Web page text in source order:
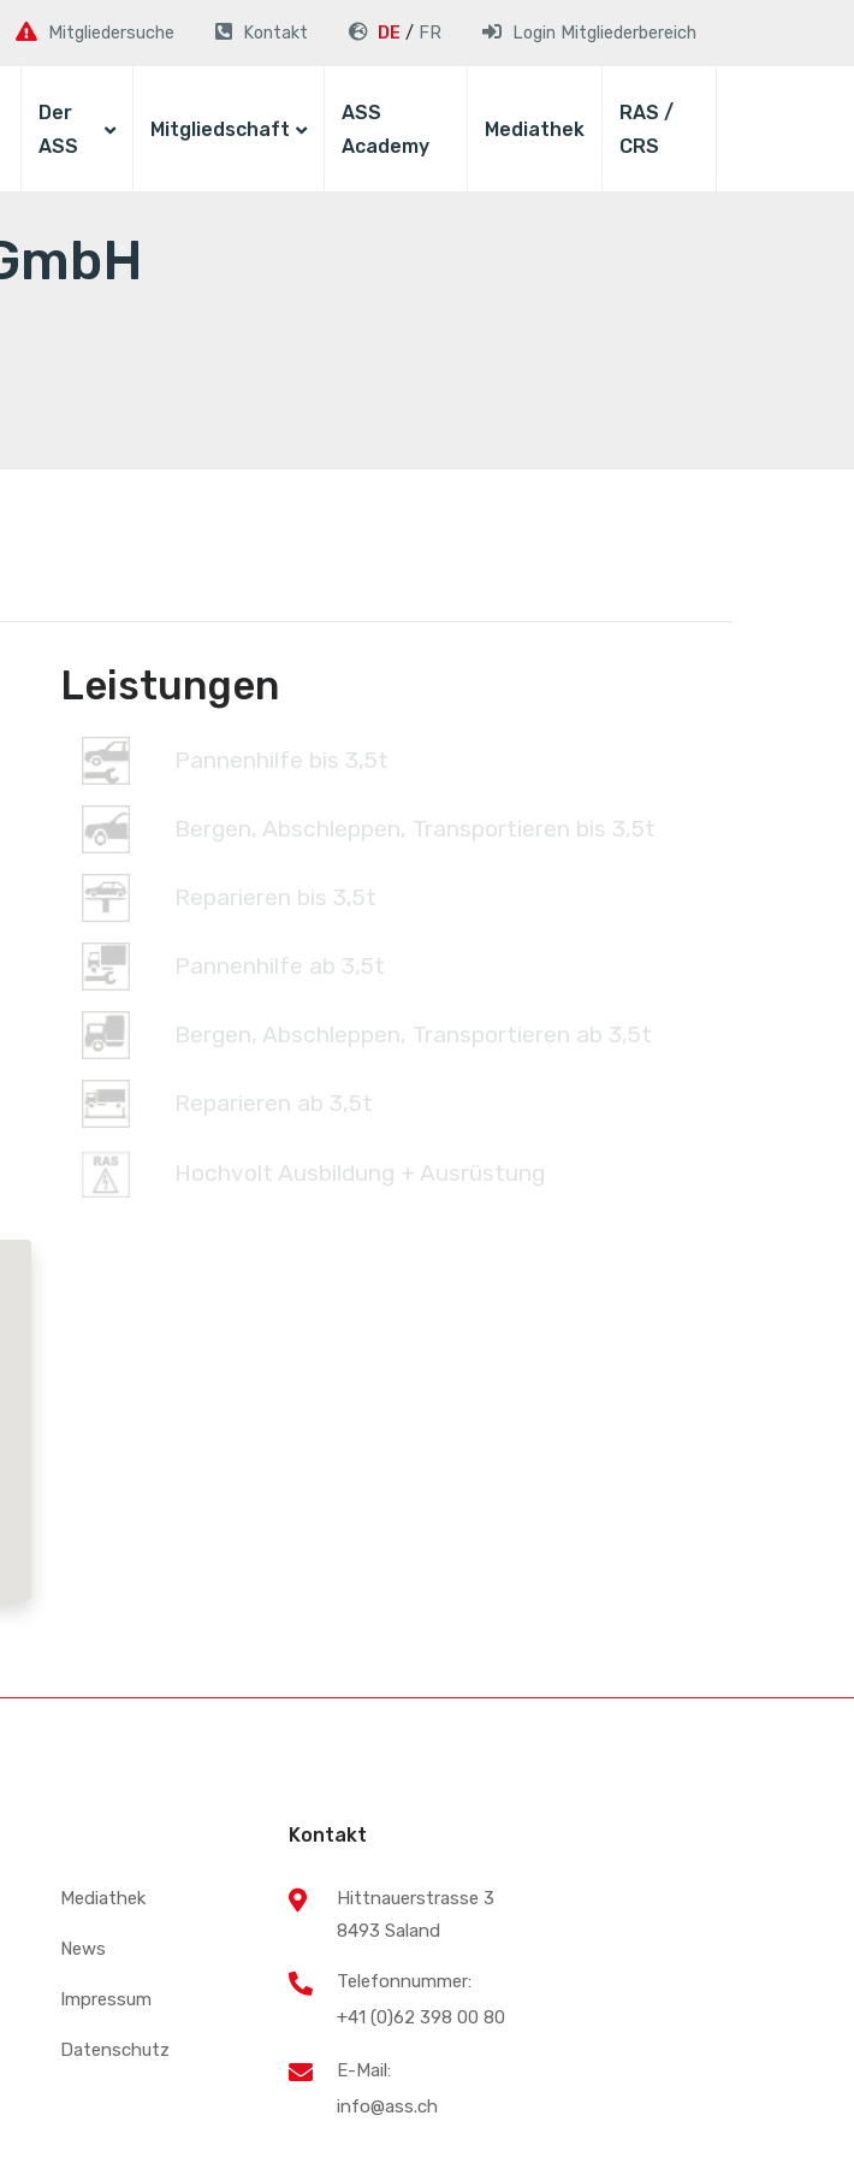
Mitgliedersuche Kontakt DE FR Login Mitgliederbereich
Der
ASS
Mitgliedschaft
ASS
Academy
Mediathek
RAS /
CRS
Leistungen
Pannenhilfe bis 3,5t
Bergen, Abschleppen, Transportieren bis 3,5t
Reparieren bis 3,5t
Pannenhilfe ab 3,5t
Bergen, Abschleppen, Transportieren ab 3,5t
Reparieren ab 3,5t
Hochvolt Ausbildung + Ausrüstung
Mediathek
News
Impressum
Datenschutz
Kontakt
Hittnauerstrasse 3
8493 Saland
Telefonnummer:
+41 (0)62 398 00 80
E-Mail:
info@ass.ch